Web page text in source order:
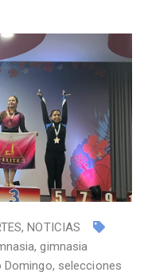
,NOTICIAS
,gimnasia
Domingo, selecciones